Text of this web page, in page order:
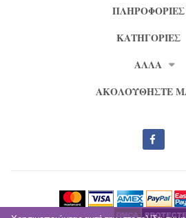
ΠΛΗΡΟΦΟΡΊΕΣ
ΚΑΤΗΓΟΡΙΕΣ
ΑΛΛΑ
ΑΚΟΛΟΥΘΗΣΤΕ